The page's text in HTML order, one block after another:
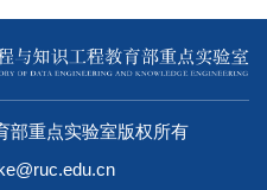
部重点实验室版权所有